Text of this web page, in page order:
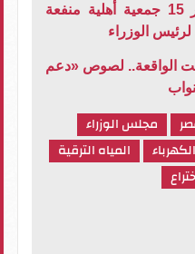
إنشاء 7 مدارس واعتبار 15 جمعية أهلية منفعة
الواقعة.. لصوص «دعم
مجلس الوزراء
المياه الترقية